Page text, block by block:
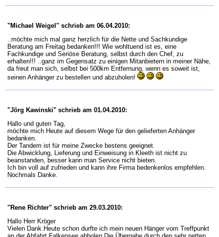
"Michael Weigel" schrieb am 06.04.2010:
..möchte mich mal ganz herzlich für die Nette und Sachkundige
Beratung am Freitag bedanken!!! Wie wohltuend ist es, eine
Fachkundige und Seriöse Beratung, selbst durch den Chef, zu
erhalten!!! ..ganz im Gegensatz zu einigen Mitanbietern in meiner Nähe,
da freut man sich, selbst bei 500km Entfernung, wenn es soweit ist,
seinen Anhänger zu bestellen und abzuholen!
"Jörg Kawinski" schrieb am 01.04.2010:
Hallo und guten Tag,
möchte mich Heute auf diesem Wege für den gelieferten Anhänger
bedanken.
Der Tandem ist für meine Zwecke bestens geeignet.
Die Abwicklung, Lieferung und Einweisung in Kleeth ist nicht zu
beanstanden, besser kann man Service nicht bieten.
Ich bin voll auf zufrieden und kann ihre Firma bedenkenlos empfehlen.
Nochmals Danke.
"Rene Richter" schrieb am 29.03.2010:
Hallo Herr Kröger
Vielen Dank.Heute schon durfte ich mein neuen Hänger vom Treffpunkt